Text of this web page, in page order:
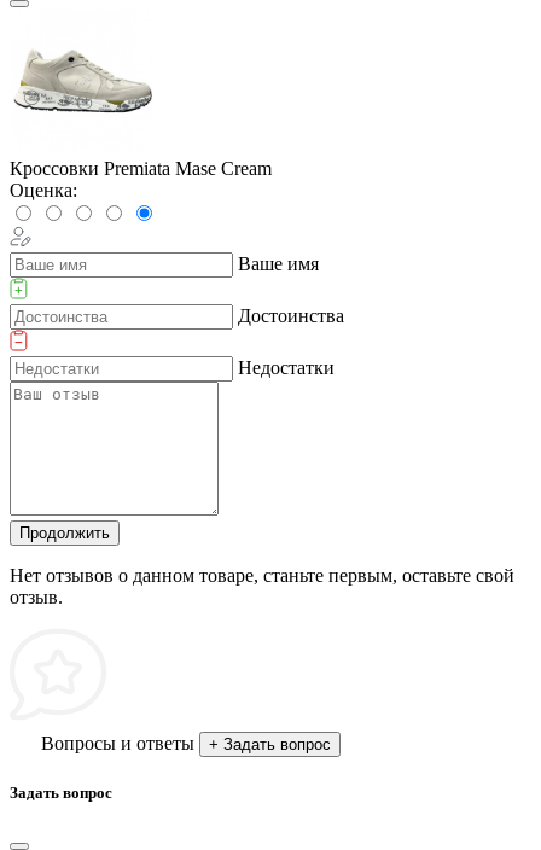
Кроссовки Premiata Mase Cream
Оценка:
Ваше имя
Достоинства
Недостатки
Продолжить
Нет отзывов о данном товаре, станьте первым, оставьте свой
отзыв.
Вопросы и ответы + Задать вопрос
Задать вопрос